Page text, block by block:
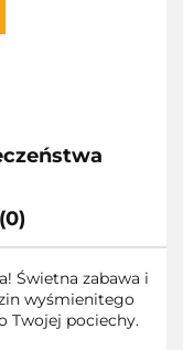
Świetna zabawa i
wyśmienitego
Twojej pociechy.